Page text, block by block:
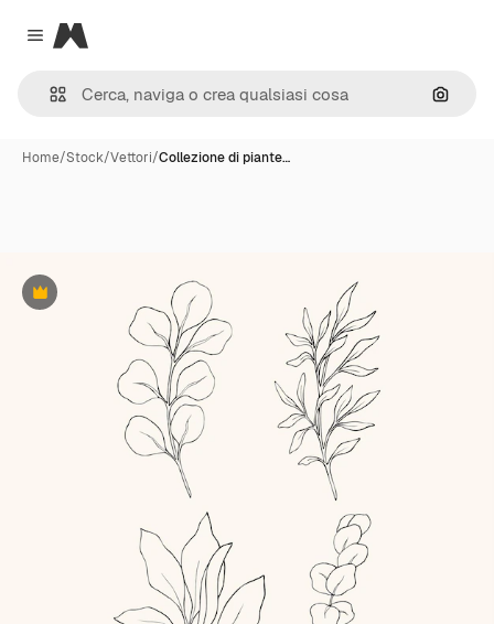
Close menu
Magnific
Cerca
Home/Stock/Vettori/Collezione di piante…
Premium